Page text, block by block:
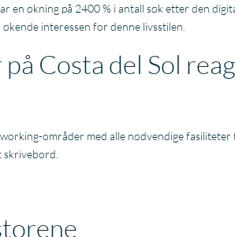
en økning på 2400 % i antall søk etter den
interessen for denne livsstilen.
Costa del Sol
områder med alle nødvendige
skrivebord.